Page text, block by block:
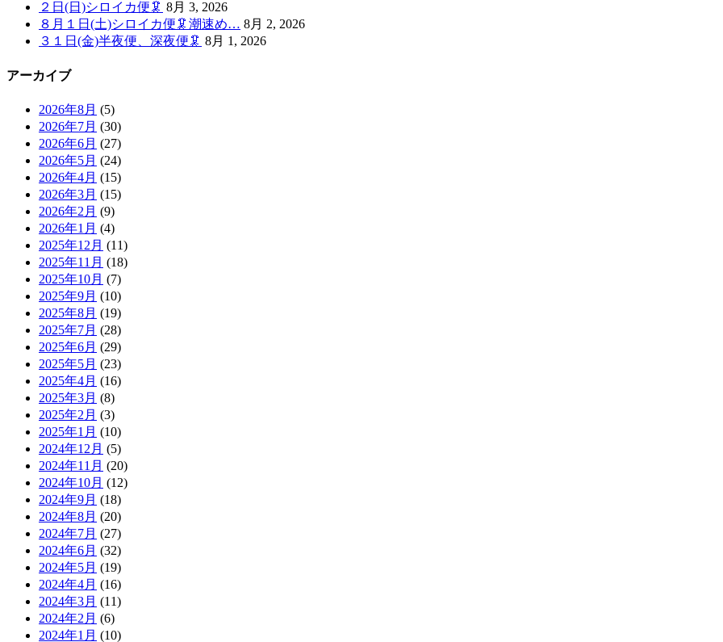
２日(日)シロイカ便🦑 8月 3, 2026
８月１日(土)シロイカ便🦑潮速め… 8月 2, 2026
３１日(金)半夜便、深夜便🦑 8月 1, 2026
アーカイブ
2026年8月 (5)
2026年7月 (30)
2026年6月 (27)
2026年5月 (24)
2026年4月 (15)
2026年3月 (15)
2026年2月 (9)
2026年1月 (4)
2025年12月 (11)
2025年11月 (18)
2025年10月 (7)
2025年9月 (10)
2025年8月 (19)
2025年7月 (28)
2025年6月 (29)
2025年5月 (23)
2025年4月 (16)
2025年3月 (8)
2025年2月 (3)
2025年1月 (10)
2024年12月 (5)
2024年11月 (20)
2024年10月 (12)
2024年9月 (18)
2024年8月 (20)
2024年7月 (27)
2024年6月 (32)
2024年5月 (19)
2024年4月 (16)
2024年3月 (11)
2024年2月 (6)
2024年1月 (10)